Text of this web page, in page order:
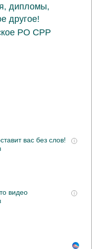
i
вас без слов!
i
видео